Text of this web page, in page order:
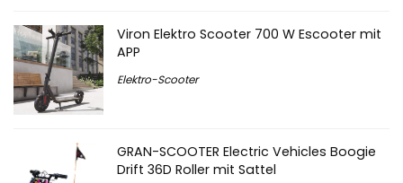
Viron Elektro Scooter 700 W Escooter mit
APP
Elektro-Scooter
GRAN-SCOOTER Electric Vehicles Boogie
Drift 36D Roller mit Sattel